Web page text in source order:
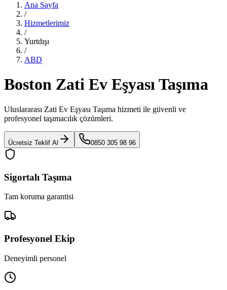
Ana Sayfa
/
Hizmetlerimiz
/
Yurtdışı
/
ABD
Boston Zati Ev Eşyası Taşıma
Uluslararası Zati Ev Eşyası Taşıma hizmeti ile güvenli ve
profesyonel taşımacılık çözümleri.
Ücretsiz Teklif Al 0850 305 98 96
Sigortalı Taşıma
Tam koruma garantisi
Profesyonel Ekip
Deneyimli personel